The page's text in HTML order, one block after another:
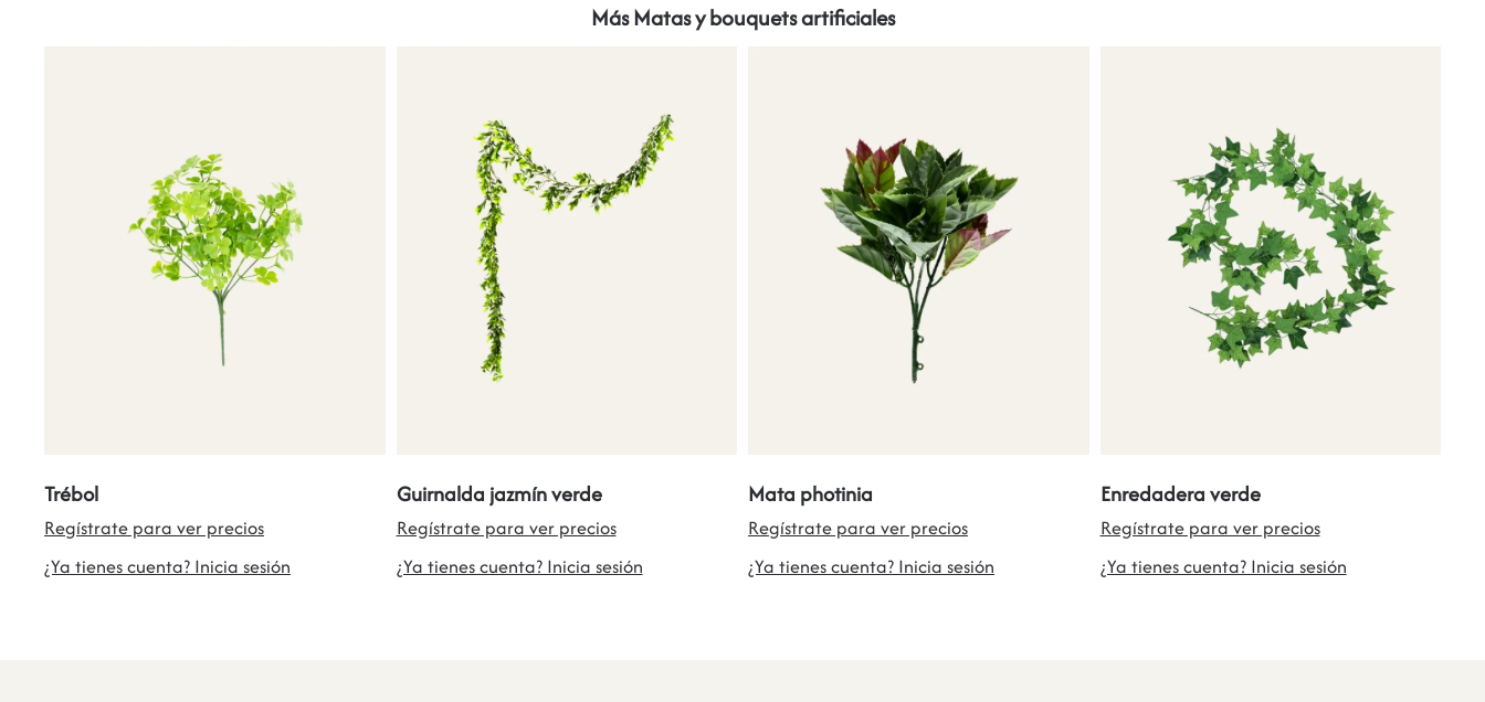
Más Matas y bouquets artificiales
Trébol
Regístrate para ver precios
¿Ya tienes cuenta? Inicia sesión
Guirnalda jazmín verde
Regístrate para ver precios
¿Ya tienes cuenta? Inicia sesión
Mata photinia
Regístrate para ver precios
¿Ya tienes cuenta? Inicia sesión
Enredadera verde
Regístrate para ver precios
¿Ya tienes cuenta? Inicia sesión